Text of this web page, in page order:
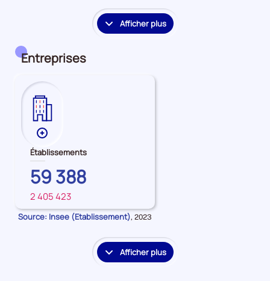
Afficher plus
le
Entreprises
Plus
de
données
sur
les
Établissements
Établissements
HAUTS-
DE-
SEINE
59 388
FRANCE
2 405 423
Source: Insee (Etablissement), Données
la
2023
Afficher plus
le